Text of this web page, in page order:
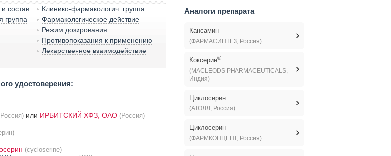
состав
Клинико-фармакологич. группа
группа
Фармакологическое действие
Режим дозирования
Противопоказания к применению
Лекарственное взаимодействие
удостоверения:
или ИРБИТСКИЙ ХФЗ, ОАО (Россия)
(cycloserine)
Аналоги препарата
Кансамин
(ФАРМАСИНТЕЗ, Россия)
Коксерин®
(MACLEODS PHARMACEUTICALS,
Индия)
Циклосерин
(АТОЛЛ, Россия)
Циклосерин
(ФАРМКОНЦЕПТ, Россия)